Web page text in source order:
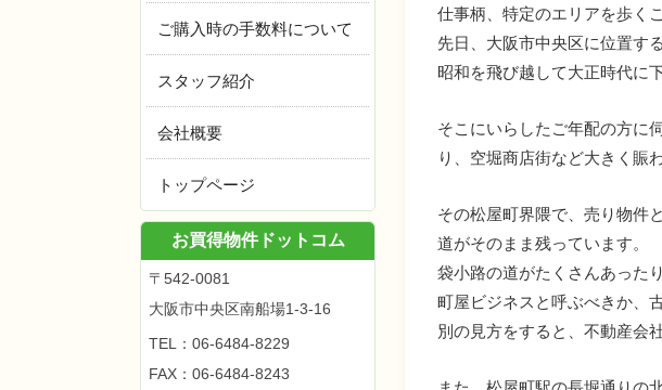
仕事柄、特定のエリアを歩く
先日、大阪市中央区に位置す
昭和を飛び越して大正時代に
そこにいらしたご年配の方に
り、空堀商店街など大きく賑
その松屋町界隈で、売り物件
道がそのまま残っています。
袋小路の道がたくさんあった
町屋ビジネスと呼ぶべきか、
別の見方をすると、不動産会
ご購入時の手数料について
スタッフ紹介
会社概要
トップページ
お買得物件ドットコム
〒542-0081
大阪市中央区南船場1-3-16
TEL： 06-6484-8229
FAX：06-6484-8243